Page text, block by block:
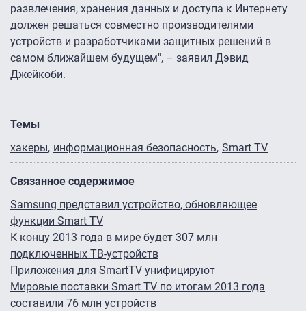
развлечения, хранения данных и доступа к Интернету
должен решаться совместно производителями
устройств и разработчиками защитных решений в
самом ближайшем будущем", – заявил Дэвид
Джейкоби.
Темы
хакеры информационная безопасность Smart TV
Связанное содержимое
Samsung представил устройство, обновляющее
функции Smart TV
К концу 2013 года в мире будет 307 млн
подключенных ТВ-устройств
Приложения для SmartTV унифицируют
Мировые поставки Smart TV по итогам 2013 года
составили 76 млн устройств